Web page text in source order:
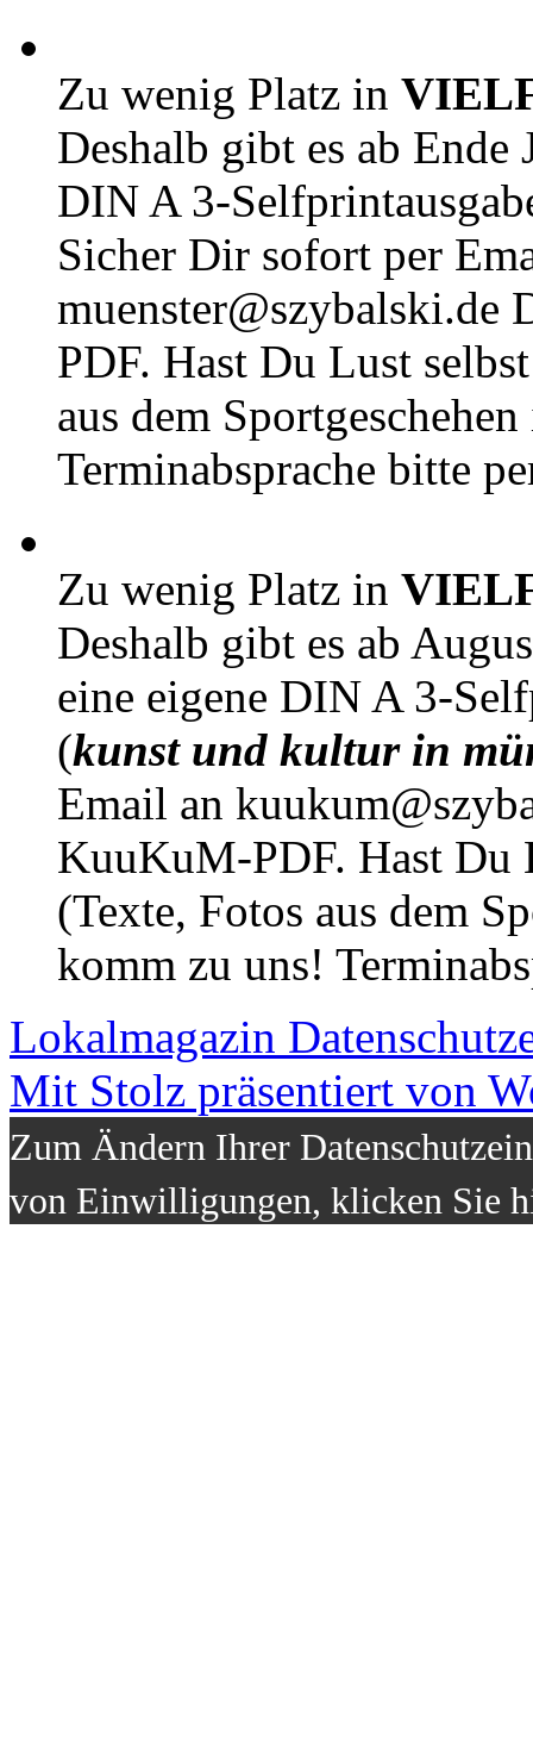
Zu wenig Platz in
Deshalb gibt es ab Ende
DIN A 3-
Sicher Dir sofort per
muenster@szybalski.de
PDF. Hast Du Lust
aus dem
Terminabsprache bitte
Zu wenig Platz in
Deshalb gibt es ab
eine eigene DIN A 3-
(kunst und kultur in
Email an
KuuKuM-PDF. Hast Du
(Texte, Fotos aus dem
komm zu uns!
Lokalmagazin
Mit Stolz präsentiert von
Zum Ändern Ihrer
von Einwilligungen, klicken Sie